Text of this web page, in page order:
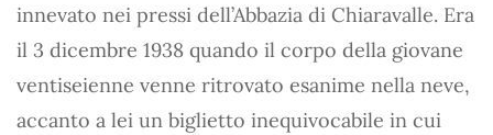
innevato nei pressi dell’Abbazia di Chiaravalle. Era
il 3 dicembre 1938 quando il corpo della giovane
ventiseienne venne ritrovato esanime nella neve,
accanto a lei un biglietto inequivocabile in cui